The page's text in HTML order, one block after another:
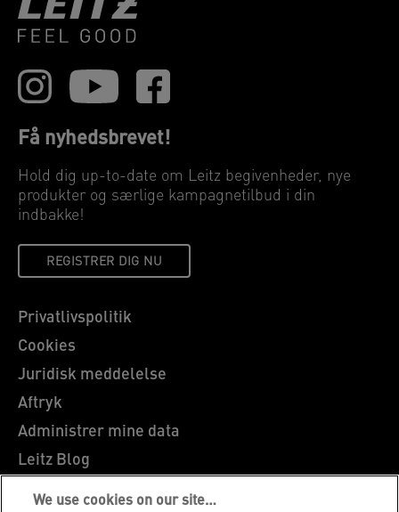
Få nyhedsbrevet!
Hold dig up-to-date om Leitz begivenheder, nye
produkter og særlige kampagnetilbud i din
indbakke!
REGISTRER DIG NU
Privatlivspolitik
Cookies
Juridisk meddelelse
Aftryk
Administrer mine data
Leitz Blog
We use cookies on our site…